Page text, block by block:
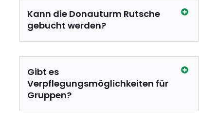
Kann die Donauturm Rutsche
gebucht werden?
Gibt es
Verpflegungsmöglichkeiten für
Gruppen?